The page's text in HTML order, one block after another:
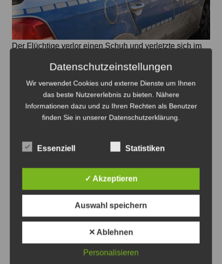
Der Flüchtige verlor einen Schuh und verletzte sich im
Einbruch in ein Einfamilienhaus in
Lehrte
10. August 2026 0
Datenschutzeinstellungen
Wir verwendet Cookies und externe Dienste um Ihnen
das beste Nutzererlebnis zu bieten. Nähere
Informationen dazu und zu Ihren Rechten als Benutzer
finden Sie in unserer Datenschutzerklärung.
Essenziell Statistiken
✓ Akzeptieren
Auswahl speichern
✕ Ablehnen
Personalisieren